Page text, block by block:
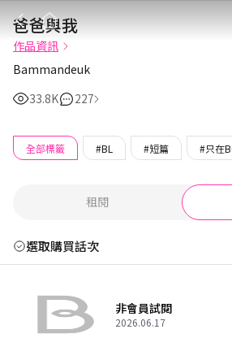
爸
爸爸與我
作品資訊
Bammandeuk
33.8K
227
全部標籤 #BL #短篇 #只在
租閱
選取購買話次
非會員試閱
2026.06.17